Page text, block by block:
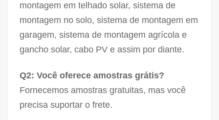
montagem em telhado solar, sistema de
montagem no solo, sistema de montagem em
garagem, sistema de montagem agrícola e
gancho solar, cabo PV e assim por diante.
Q2: Você oferece amostras grátis?
Fornecemos amostras gratuitas, mas você
precisa suportar o frete.